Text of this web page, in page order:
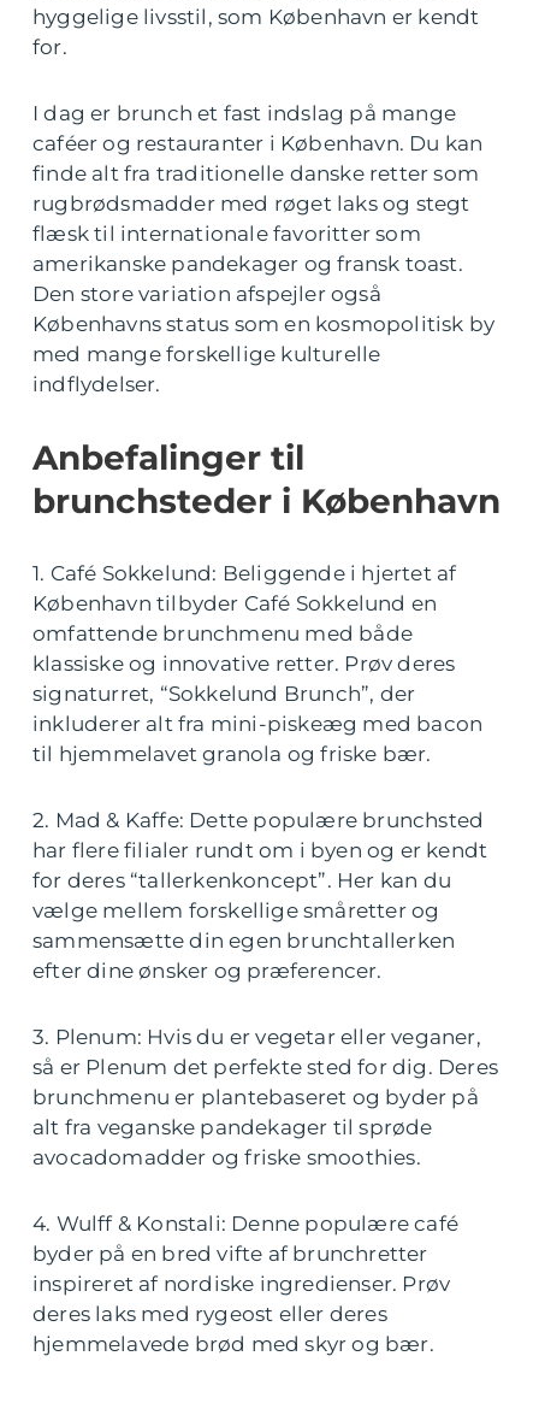
hyggelige livsstil, som København er kendt
for.
I dag er brunch et fast indslag på mange
caféer og restauranter i København. Du kan
finde alt fra traditionelle danske retter som
rugbrødsmadder med røget laks og stegt
flæsk til internationale favoritter som
amerikanske pandekager og fransk toast.
Den store variation afspejler også
Københavns status som en kosmopolitisk by
med mange forskellige kulturelle
indflydelser.
Anbefalinger til
brunchsteder i København
1. Café Sokkelund: Beliggende i hjertet af
København tilbyder Café Sokkelund en
omfattende brunchmenu med både
klassiske og innovative retter. Prøv deres
signaturret, “Sokkelund Brunch”, der
inkluderer alt fra mini-piskeæg med bacon
til hjemmelavet granola og friske bær.
2. Mad & Kaffe: Dette populære brunchsted
har flere filialer rundt om i byen og er kendt
for deres “tallerkenkoncept”. Her kan du
vælge mellem forskellige småretter og
sammensætte din egen brunchtallerken
efter dine ønsker og præferencer.
3. Plenum: Hvis du er vegetar eller veganer,
så er Plenum det perfekte sted for dig. Deres
brunchmenu er plantebaseret og byder på
alt fra veganske pandekager til sprøde
avocadomadder og friske smoothies.
4. Wulff & Konstali: Denne populære café
byder på en bred vifte af brunchretter
inspireret af nordiske ingredienser. Prøv
deres laks med rygeost eller deres
hjemmelavede brød med skyr og bær.